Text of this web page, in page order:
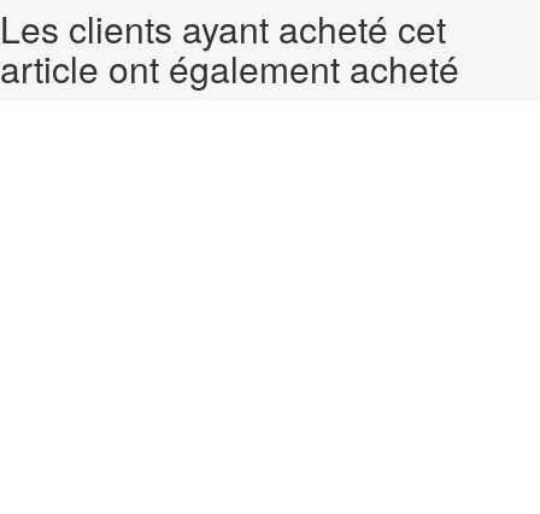
Les clients ayant acheté cet
article ont également acheté